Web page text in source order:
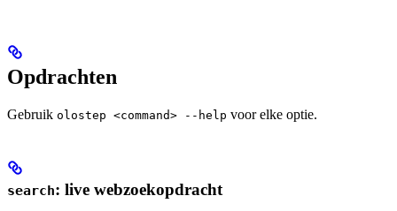
Opdrachten
Gebruik olostep <command> --help voor elke optie.
search: live webzoekopdracht